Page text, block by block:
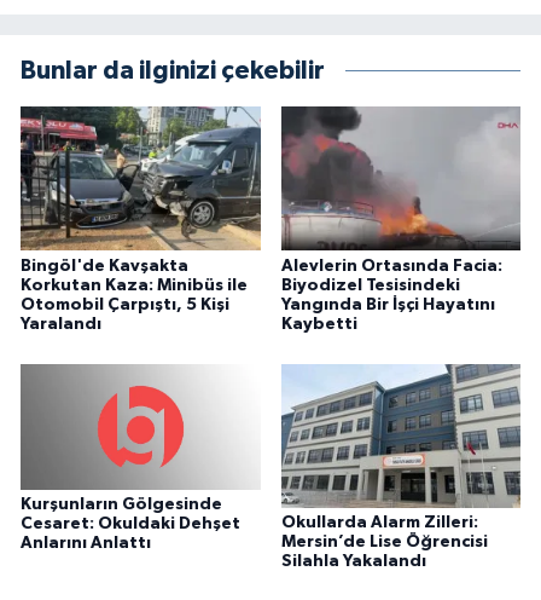
Bunlar da ilginizi çekebilir
Bingöl'de Kavşakta
Korkutan Kaza: Minibüs ile
Otomobil Çarpıştı, 5 Kişi
Yaralandı
Alevlerin Ortasında Facia:
Biyodizel Tesisindeki
Yangında Bir İşçi Hayatını
Kaybetti
Kurşunların Gölgesinde
Cesaret: Okuldaki Dehşet
Anlarını Anlattı
Okullarda Alarm Zilleri:
Mersin’de Lise Öğrencisi
Silahla Yakalandı